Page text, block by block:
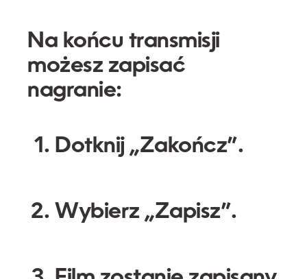
Na końcu transmisji
możesz zapisać
nagranie:
Dotknij „Zakończ”.
Wybierz „Zapisz”.